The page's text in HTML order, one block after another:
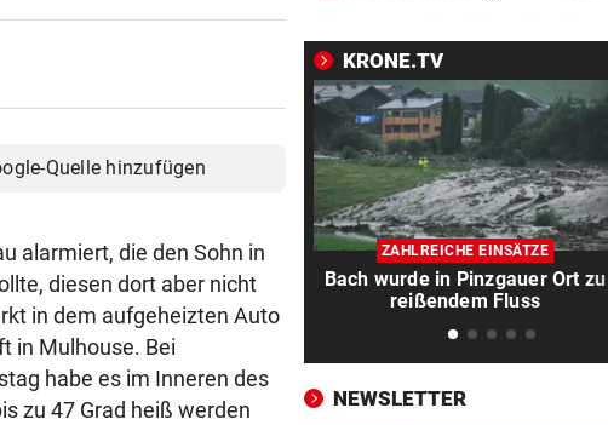
Quelle hinzufügen
alarmiert, die den Sohn in
diesen dort aber nicht
in dem aufgeheizten Auto
in Mulhouse. Bei
habe es im Inneren des
zu 47 Grad heiß werden
Nummer 1 erneut
SCHÄDEN AUF FAHRBAHN vor 23
Spursperre! Hitze macht
Europabrücke zu schaffen
„NEUES KAPITEL“ vor
Jolie-Bruder James Haven
sich als schwul
Weniger Firmenpleiten im
Quartal 2026
KRONE.TV
ZAHLREICHE EINSÄTZE
Bach wurde in Pinzgauer Ort zu
reißendem Fluss
NEWSLETTER